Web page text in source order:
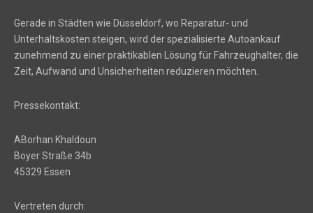
Gerade in Städten wie Düsseldorf, wo Reparatur- und
Unterhaltskosten steigen, wird der spezialisierte Autoankauf
zunehmend zu einer praktikablen Lösung für Fahrzeughalter, die
Zeit, Aufwand und Unsicherheiten reduzieren möchten.
Pressekontakt:
ABorhan Khaldoun
Boyer Straße 34b
45329 Essen
Vertreten durch: